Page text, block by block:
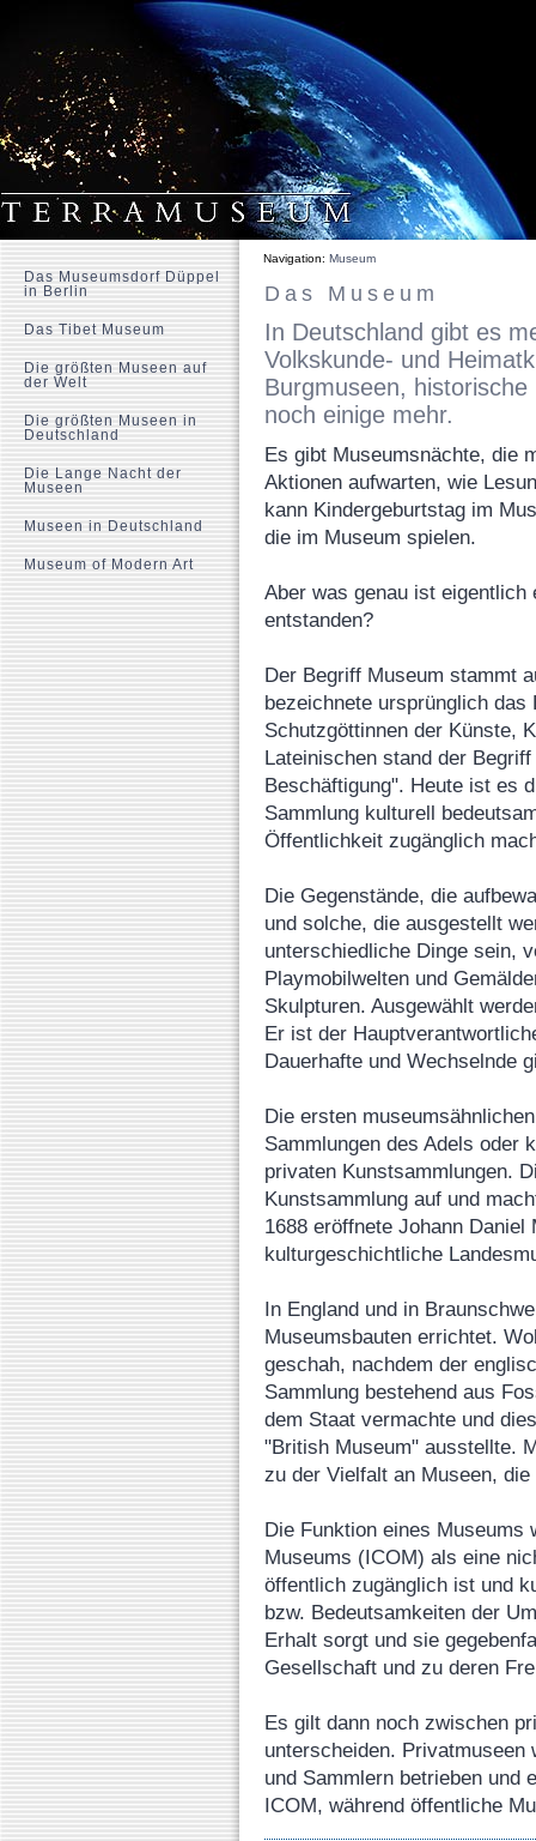
Das Museum
In Deutschland gibt es
Volkskunde- und
Burgmuseen,
noch einige mehr.
Es gibt Museumsnächte, die
Aktionen aufwarten, wie
kann Kindergeburtstag im
die im Museum spielen.
Aber was genau ist
entstanden?
Der Begriff Museum stammt
bezeichnete ursprünglich
Schutzgöttinnen der Künste,
Lateinischen stand der
Beschäftigung". Heute ist es
Sammlung kulturell
Öffentlichkeit zugänglich
Die Gegenstände, die
und solche, die ausgestellt
unterschiedliche Dinge sein,
Playmobilwelten und
Skulpturen. Ausgewählt
Er ist der
Dauerhafte und Wechselnde
Die ersten
Sammlungen des Adels oder
privaten Kunstsammlungen.
Kunstsammlung auf und
1688 eröffnete Johann
kulturgeschichtliche
In England und in
Museumsbauten errichtet.
geschah, nachdem der
Sammlung bestehend aus
dem Staat vermachte und
"British Museum" ausstellte.
zu der Vielfalt an Museen,
Die Funktion eines Museums
Museums (ICOM) als eine
öffentlich zugänglich ist und
bzw. Bedeutsamkeiten der
Erhalt sorgt und sie
Gesellschaft und zu deren
Es gilt dann noch zwischen
unterscheiden. Privatmuseen
und Sammlern betrieben und
ICOM, während öffentliche
Das Museumsdorf Düppel
in Berlin
Das Tibet Museum
Die größten Museen auf
der Welt
Die größten Museen in
Deutschland
Die Lange Nacht der
Museen
Museen in Deutschland
Museum of Modern Art
Navigation: Museum